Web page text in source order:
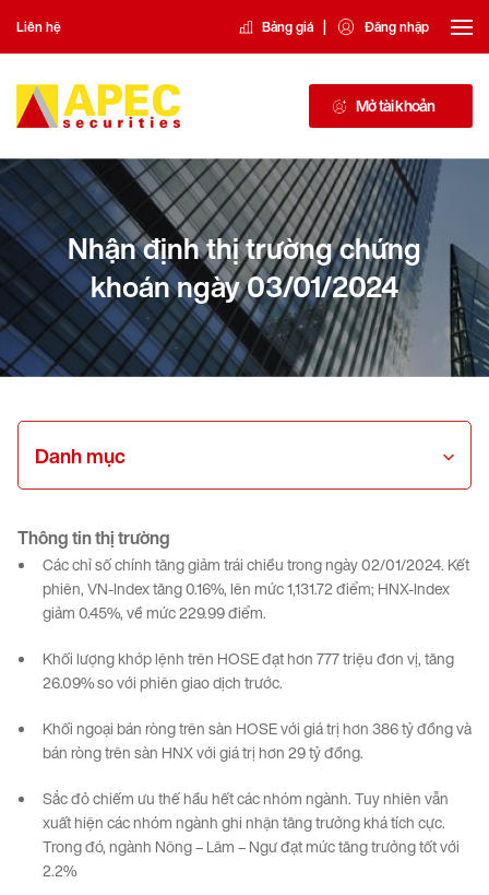
Liên hệ Bảng giá | Đăng nhập
Mở tài khoản
Nhận định thị trường chứng
khoán ngày 03/01/2024
Danh mục
Thông tinthịtrường
Các chỉ số chính tăng giảm trái chiều trong ngày 02/01/2024. Kết
phiên, VN-Index tăng 0.16%, lên mức 1,131.72 điểm; HNX-Index
giảm 0.45%, về mức 229.99 điểm.
Khối lượng khớp lệnh trên HOSE đạt hơn 777 triệu đơn vị, tăng
26.09% so với phiên giao dịch trước.
Khối ngoại bán ròng trên sàn HOSE với giá trị hơn 386 tỷ đồng và
bán ròng trên sàn HNX với giá trị hơn 29 tỷ đồng.
Sắc đỏ chiếm ưu thế hầu hết các nhóm ngành. Tuy nhiên vẫn
xuất hiện các nhóm ngành ghi nhận tăng trưởng khá tích cực.
Trong đó, ngành Nông – Lâm – Ngư đạt mức tăng trưởng tốt với
2.2%